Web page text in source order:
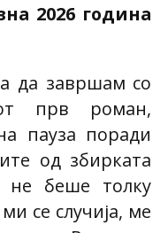
2026 година
да завршам со
прв роман,
пауза поради
од збирката
не беше толку
се случија, ме